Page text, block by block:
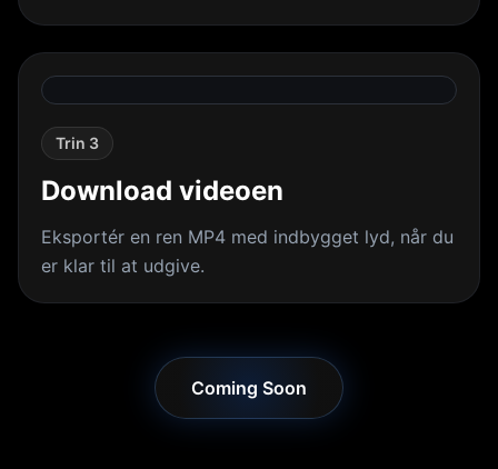
Trin 3
Download videoen
Eksportér en ren MP4 med indbygget lyd, når du
er klar til at udgive.
Coming Soon